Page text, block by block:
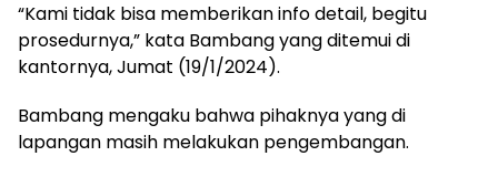
“Kami tidak bisa memberikan info detail, begitu
prosedurnya,” kata Bambang yang ditemui di
kantornya, Jumat (19/1/2024).
Bambang mengaku bahwa pihaknya yang di
lapangan masih melakukan pengembangan.